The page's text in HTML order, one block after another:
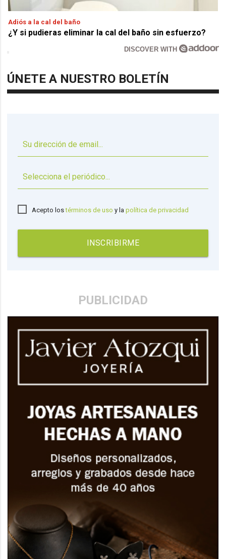
Adiós a la cal del baño
¿Y si pudieras eliminar la cal del baño sin esfuerzo?
DISCOVER WITH
ÚNETE A NUESTRO BOLETÍN
Acepto lostérminos de uso y lapolítica de privacidad
INSCRIBIRME
PUBLICIDAD